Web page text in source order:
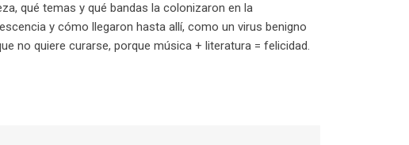
qué temas y qué bandas la colonizaron en la
y cómo llegaron hasta allí, como un virus benigno
no quiere curarse, porque música + literatura = felicidad.